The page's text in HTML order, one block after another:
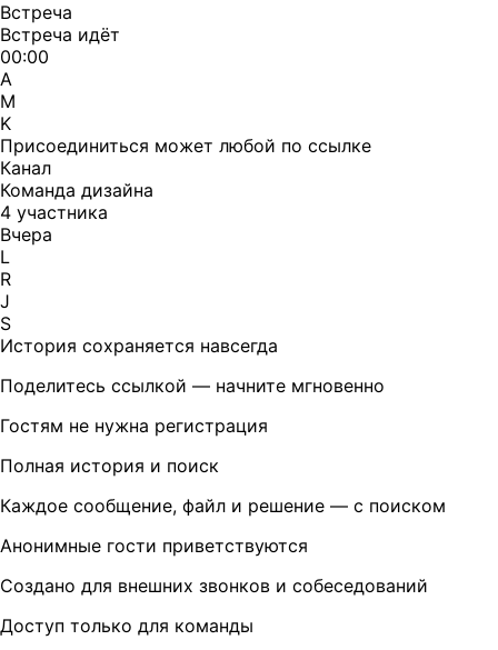
Встреча
Встреча идёт
00:00
A
M
K
Присоединиться может любой по ссылке
Канал
Команда дизайна
4 участника
Вчера
L
R
J
S
История сохраняется навсегда
Поделитесь ссылкой — начните мгновенно
Гостям не нужна регистрация
Полная история и поиск
Каждое сообщение, файл и решение — с поиском
Анонимные гости приветствуются
Создано для внешних звонков и собеседований
Доступ только для команды